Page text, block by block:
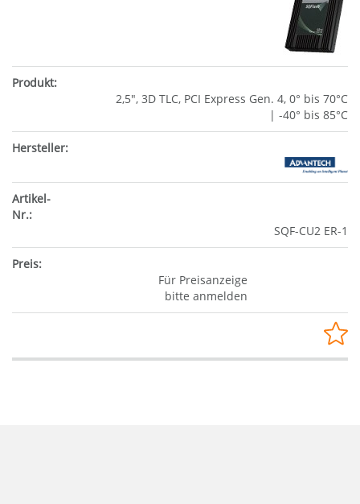
2,5", 3D TLC, PCI Express Gen. 4, 0° bis 70°C
| -40° bis 85°C
SQF-CU2 ER-1
Für Preisanzeige
bitte anmelden